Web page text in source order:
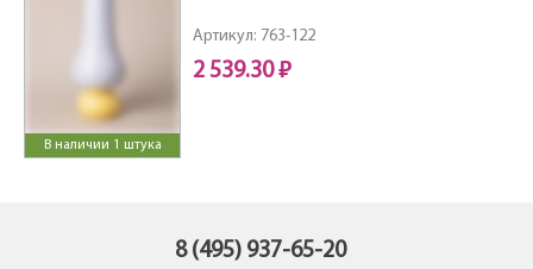
В наличии 1 штука
Артикул: 763-122
2 539.30 ₽
8 (495) 937-65-20